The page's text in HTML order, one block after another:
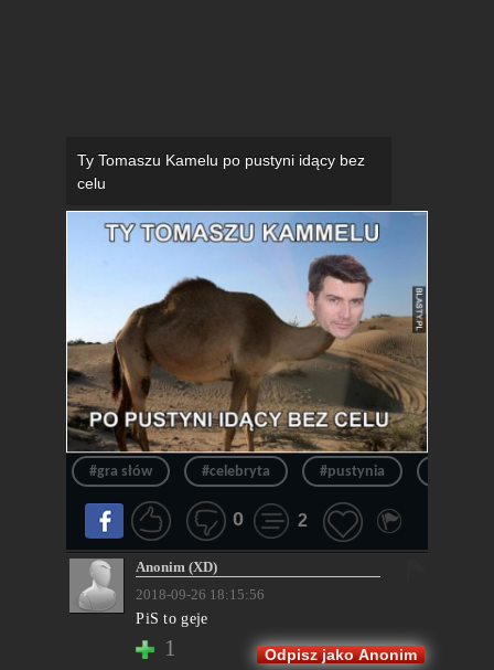
Ty Tomaszu Kamelu po pustyni idący bez
celu
#gra słów #celebryta #pustynia
0 2
Anonim (XD)
2018-09-26 18:15:56
PiS to geje
1 Odpisz jako Anonim